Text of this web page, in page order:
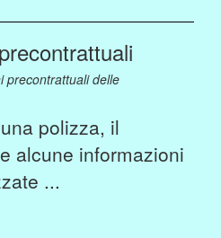
precontrattuali delle
polizza, il
alcune informazioni
...